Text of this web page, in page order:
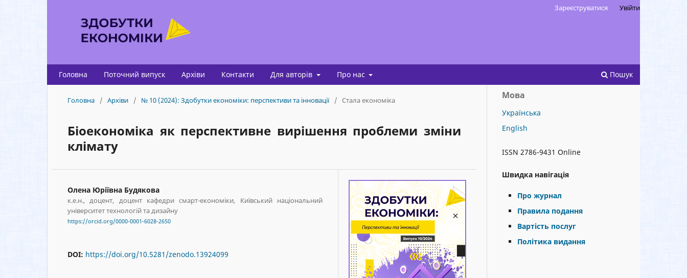
Головна Поточний випуск Архіви Контакти Для авторів Про нас Пошук
Зареєструватися Увійти
Головна / Архіви / № 10 (2024): Здобутки економіки: перспективи та інновації / Стала економіка
Біоекономіка як перспективне вирішення проблеми зміни
клімату
Олена Юріївна Будякова
к.е.н., доцент, доцент кафедри смарт-економіки, Київський національний
університет технологій та дизайну
https://orcid.org/0000-0001-6028-2650
DOI: https://doi.org/10.5281/zenodo.13924099
Мова
Українська
English
ISSN 2786-9431 Online
Швидка навігація
Про журнал
Правила подання
Вартість послуг
Політика видання